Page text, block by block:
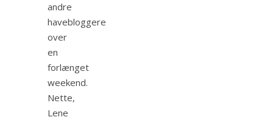
andre
havebloggere
over
en
forlænget
weekend.
Nette,
Lene